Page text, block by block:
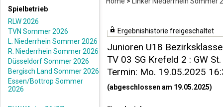
Spielbetrieb
RLW 2026
TVN Sommer 2026
L. Niederrhein Sommer 2026
R. Niederrhein Sommer 2026
Düsseldorf Sommer 2026
Bergisch Land Sommer 2026
Essen/Bottrop Sommer
2026
Ergebnishistorie freigeschaltet
Junioren U18
TV 03 SG Krefeld 2 : GW
Termin: Mo. 19.05.2025
(abgeschlossen am 19.05.2025)